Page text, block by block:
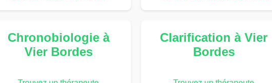
Chronobiologie à
Vier Bordes
Clarification à Vier
Bordes